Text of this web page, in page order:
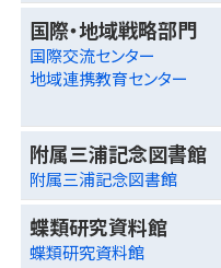
国際・地域戦略部門
国際交流センター
地域連携教育センター
附属三浦記念図書館
附属三浦記念図書館
蝶類研究資料館
蝶類研究資料館